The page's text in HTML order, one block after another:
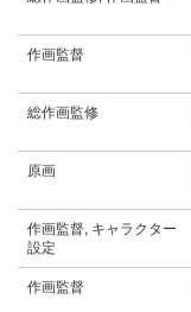
作画監督
総作画監修
原画
作画監督, キャラクター
設定
作画監督